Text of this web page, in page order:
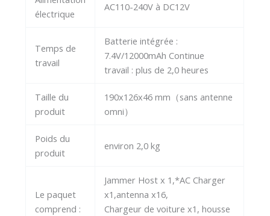
électrique
AC110-240V à DC12V
Temps de
travail
Batterie intégrée :
7.4V/12000mAh Continue
travail : plus de 2,0 heures
Taille du
produit
190x126x46 mm（sans antenne
omni）
Poids du
produit
environ 2,0 kg
Le paquet
comprend :
Jammer Host x 1,*AC Charger
x1,antenna x16,
Chargeur de voiture x1, housse